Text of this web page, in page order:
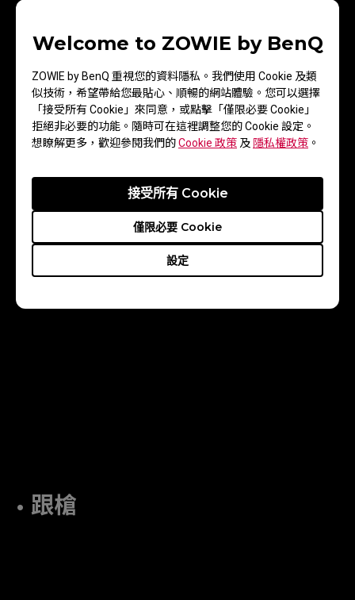
Welcome to ZOWIE by BenQ
ZOWIE by BenQ 重視您的資料隱私。我們使用 Cookie 及類
似技術，希望帶給您最貼心、順暢的網站體驗。您可以選擇
「接受所有 Cookie」來同意，或點擊「僅限必要 Cookie」
拒絕非必要的功能。隨時可在這裡調整您的 Cookie 設定。
想瞭解更多，歡迎參閱我們的Cookie 政策 及 隱私權政策 。
設定
僅限必要 Cookie
接受所有 Cookie
• 抬鼠
在抬鼠測試中，實驗室發現 FK、S 和 U 系列滑鼠均表現出
色。這是因為這些系列的滑鼠都具有更大的左右傾斜角
加向上的力量，從而更快地抬起滑鼠，並快速過渡到下一
個動作。
• 跟槍